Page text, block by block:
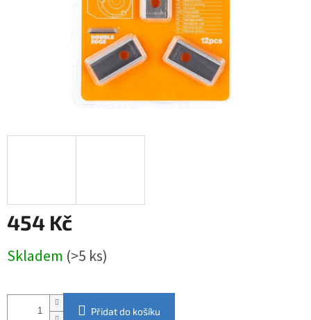
454 Kč
cena:
Skladem (>5 ks)
Přidat do košíku